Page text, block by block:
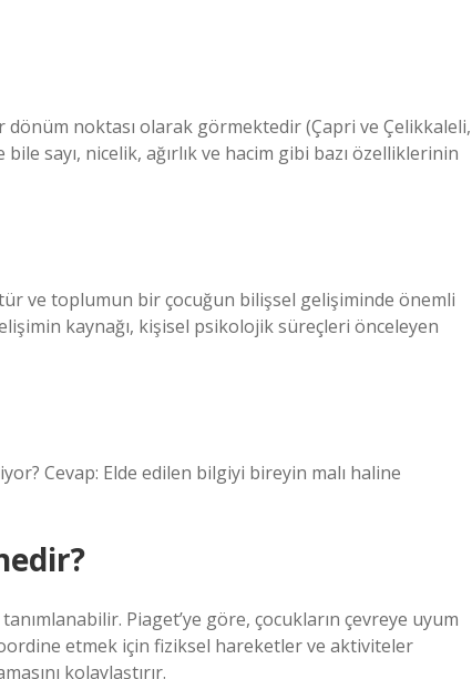
noktası olarak görmektedir (Çapri ve Çelikkaleli,
sayı, nicelik, ağırlık ve hacim gibi bazı özelliklerinin
ve toplumun bir çocuğun bilişsel gelişiminde önemli
kaynağı, kişisel psikolojik süreçleri önceleyen
Cevap: Elde edilen bilgiyi bireyin malı haline
Piaget’ye göre, çocukların çevreye uyum
etmek için fiziksel hareketler ve aktiviteler
kolaylaştırır.